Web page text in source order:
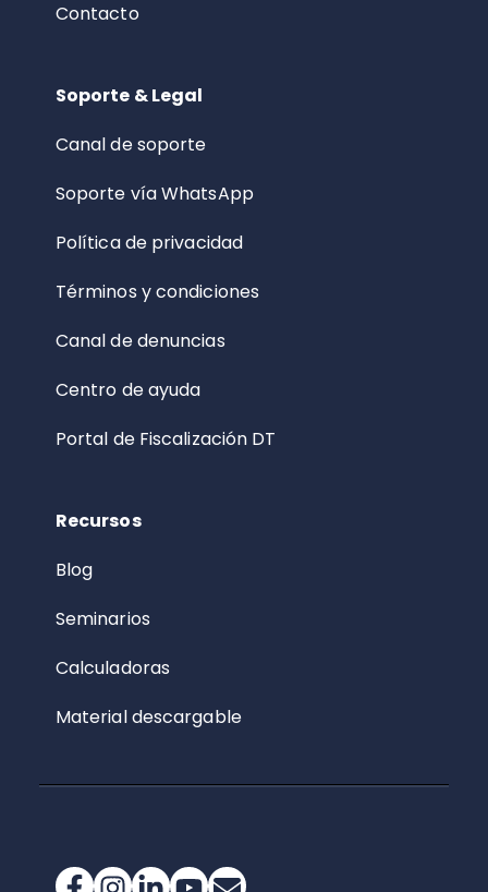
Contacto
Soporte & Legal
Canal de soporte
Soporte vía WhatsApp
Política de privacidad
Términos y condiciones
Canal de denuncias
Centro de ayuda
Portal de Fiscalización DT
Recursos
Blog
Seminarios
Calculadoras
Material descargable